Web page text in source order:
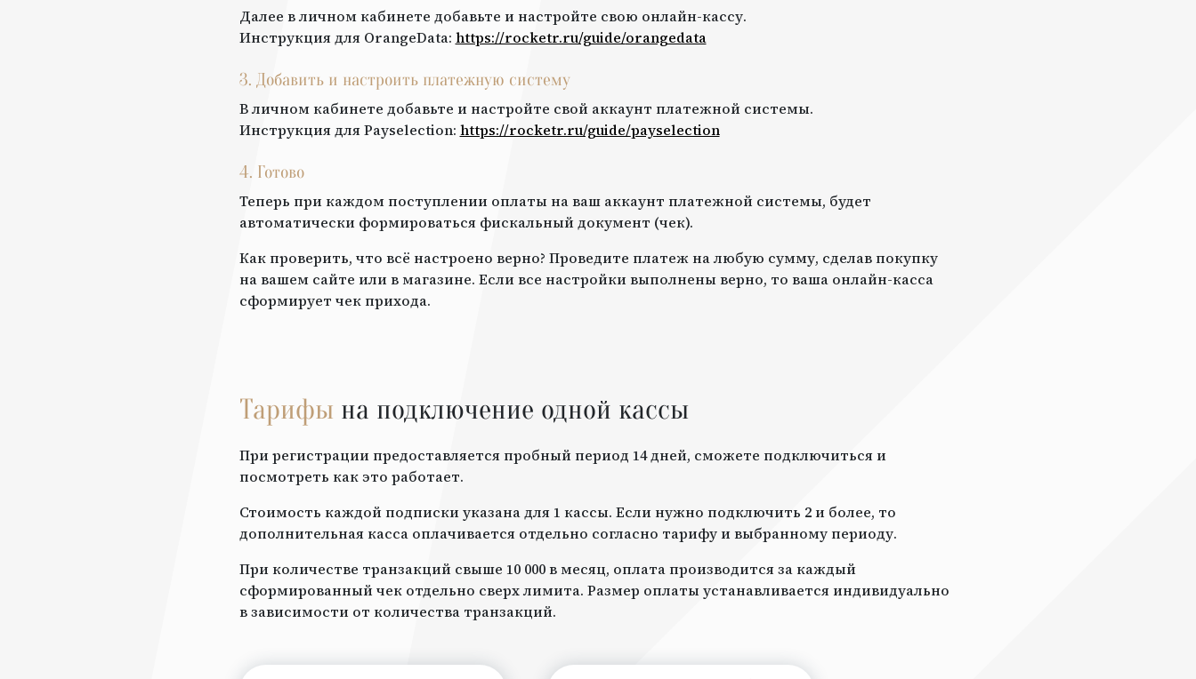
Далее в личном кабинете добавьте и настройте свою онлайн-кассу.
Инструкция для OrangeData: https://rocketr.ru/guide/orangedata
3. Добавить и настроить платежную систему
В личном кабинете добавьте и настройте свой аккаунт платежной системы.
Инструкция дляPayselection: https://rocketr.ru/guide/payselection
4. Готово
Теперь при каждом поступлении оплаты на ваш аккаунт платежной системы, будет
автоматически формироваться фискальный документ (чек).
Как проверить, что всё настроено верно? Проведите платеж на любую сумму, сделав покупку
на вашем сайте или в магазине. Если все настройки выполнены верно, то ваша онлайн-касса
сформирует чек прихода.
Тарифы на подключение одной кассы
При регистрации предоставляется пробный период 14 дней, сможете подключиться и
посмотреть как это работает.
Стоимость каждой подписки указана для 1 кассы. Если нужно подключить 2 и более, то
дополнительная касса оплачивается отдельно согласно тарифу и выбранному периоду.
При количестве транзакций свыше 10 000 в месяц, оплата производится за каждый
сформированный чек отдельно сверх лимита. Размер оплаты устанавливается индивидуально
в зависимости от количества транзакций.